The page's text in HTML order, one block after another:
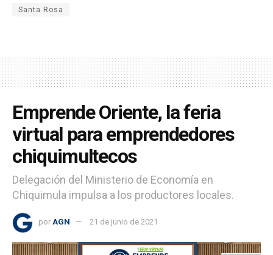
Santa Rosa
Emprende Oriente, la feria
virtual para emprendedores
chiquimultecos
Delegación del Ministerio de Economía en
Chiquimula impulsa a los productores locales.
por AGN 21 de junio de 2021